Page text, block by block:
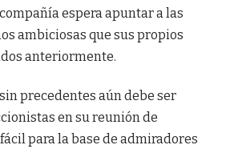
espera apuntar a las
ambiciosas que sus propios
anteriormente.
precedentes aún debe ser
en su reunión de
para la base de admiradores